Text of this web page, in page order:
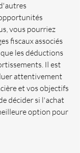
vous pourriez
fiscaux associés
les déductions
Il est
attentivement
et vos objectifs
décider si l'achat
option pour